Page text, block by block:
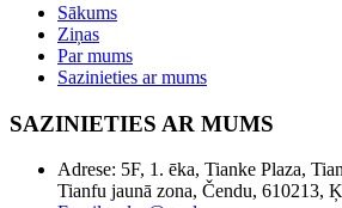
Sākums
Ziņas
Par mums
Sazinieties ar mums
SAZINIETIES AR MUMS
Adrese: 5F, 1. ēka, Tianke Plaza,
Tianfu jaunā zona, Čendu, 610213,